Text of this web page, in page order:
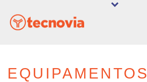
EQUIPAMENTOS